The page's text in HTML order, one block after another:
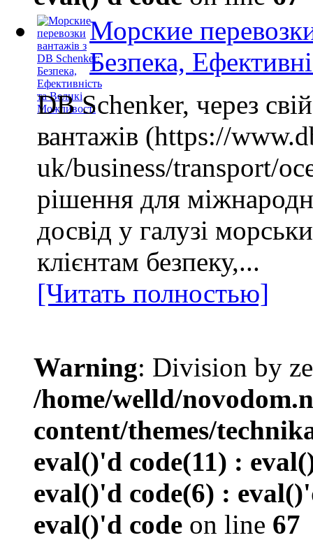
Морские
Безпека,
DB Schenker, через
вантажів (https://
uk/business/transport/
рішення для
досвід у галузі
клієнтам безпеку,...
[Читать полностью]
Warning: Division by
/home/welld/
content/themes/
eval()'d code(11) :
eval()'d code(6) :
eval()'d code on line 67